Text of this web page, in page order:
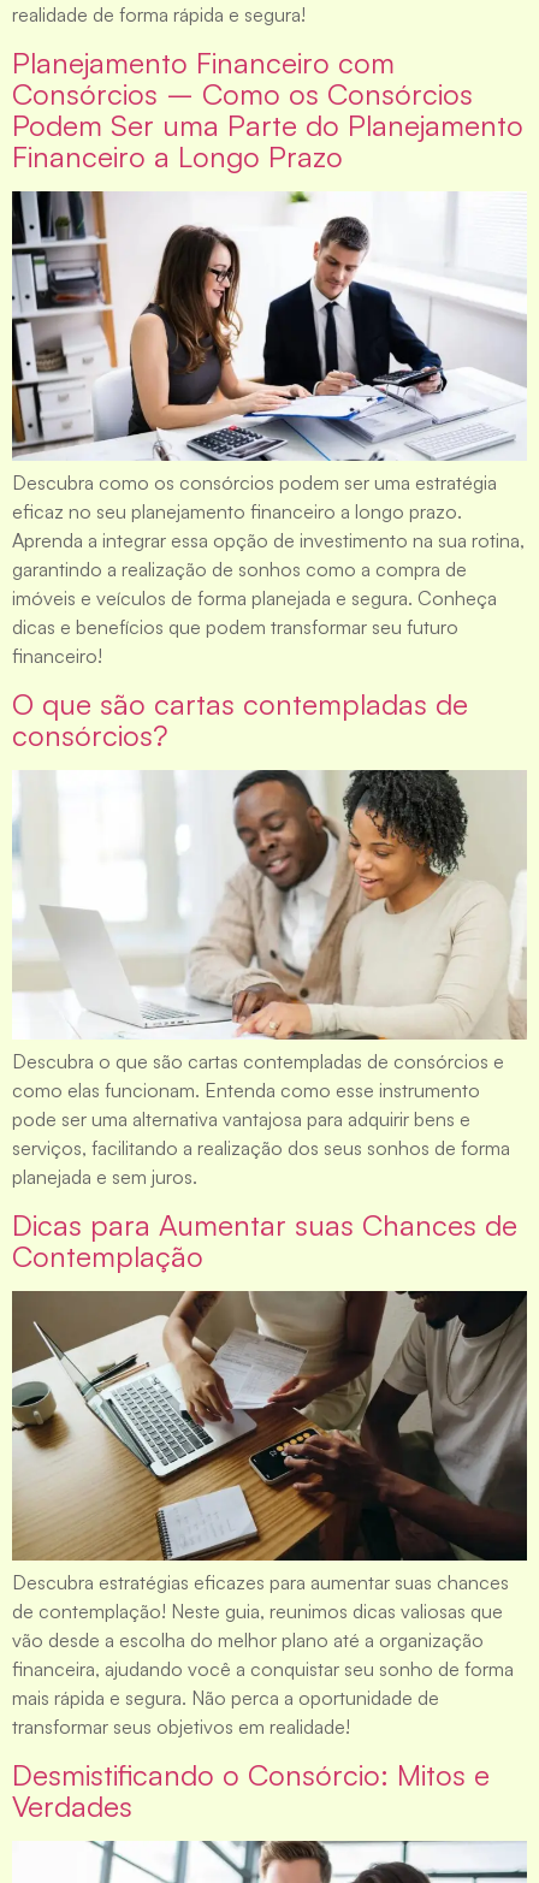
realidade de forma rápida e segura!
Planejamento Financeiro com
Consórcios – Como os Consórcios
Podem Ser uma Parte do Planejamento
Financeiro a Longo Prazo
Descubra como os consórcios podem ser uma estratégia
eficaz no seu planejamento financeiro a longo prazo.
Aprenda a integrar essa opção de investimento na sua rotina,
garantindo a realização de sonhos como a compra de
imóveis e veículos de forma planejada e segura. Conheça
dicas e benefícios que podem transformar seu futuro
financeiro!
O que são cartas contempladas de
consórcios?
Descubra o que são cartas contempladas de consórcios e
como elas funcionam. Entenda como esse instrumento
pode ser uma alternativa vantajosa para adquirir bens e
serviços, facilitando a realização dos seus sonhos de forma
planejada e sem juros.
Dicas para Aumentar suas Chances de
Contemplação
Descubra estratégias eficazes para aumentar suas chances
de contemplação! Neste guia, reunimos dicas valiosas que
vão desde a escolha do melhor plano até a organização
financeira, ajudando você a conquistar seu sonho de forma
mais rápida e segura. Não perca a oportunidade de
transformar seus objetivos em realidade!
Desmistificando o Consórcio: Mitos e
Verdades